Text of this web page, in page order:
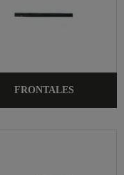
FRONTALES